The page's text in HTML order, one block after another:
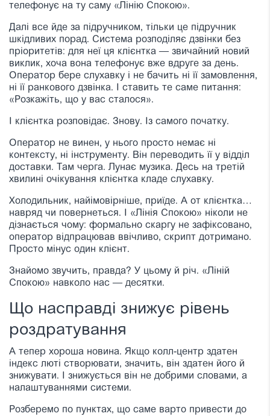
телефонує на ту саму «Лінію Спокою».
Далі все йде за підручником, тільки це підручник
шкідливих порад. Система розподіляє дзвінки без
пріоритетів: для неї ця клієнтка — звичайний новий
виклик, хоча вона телефонує вже вдруге за день.
Оператор бере слухавку і не бачить ні її замовлення,
ні її ранкового дзвінка. І ставить те саме питання:
«Розкажіть, що у вас сталося».
І клієнтка розповідає. Знову. Із самого початку.
Оператор не винен, у нього просто немає ні
контексту, ні інструменту. Він переводить її у відділ
доставки. Там черга. Лунає музика. Десь на третій
хвилині очікування клієнтка кладе слухавку.
Холодильник, найімовірніше, приїде. А от клієнтка…
навряд чи повернеться. І «Лінія Спокою» ніколи не
дізнається чому: формально скаргу не зафіксовано,
оператор відпрацював ввічливо, скрипт дотримано.
Просто мінус один клієнт.
Знайомо звучить, правда? У цьому й річ. «Ліній
Спокою» навколо нас — десятки.
Що насправді знижує рівень
роздратування
А тепер хороша новина. Якщо колл-центр здатен
індекс люті створювати, значить, він здатен його й
знижувати. І знижується він не добрими словами, а
налаштуваннями системи.
Розберемо по пунктах, що саме варто привести до